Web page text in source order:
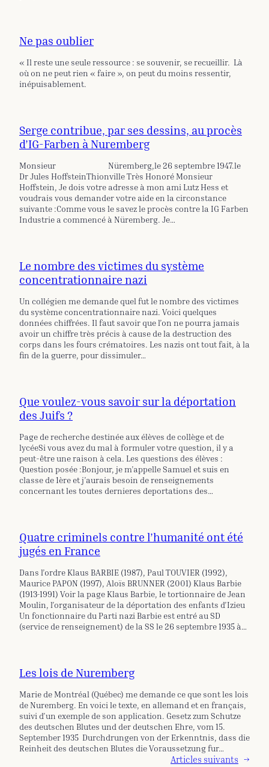
Ne pas oublier
« Il reste une seule ressource : se souvenir, se recueillir. Là
où on ne peut rien « faire », on peut du moins ressentir,
inépuisablement.
Serge contribue, par ses dessins, au procès
d’IG-Farben à Nuremberg
Monsieur Nüremberg,le 26 septembre 1947.le
Dr Jules HoffsteinThionville Très Honoré Monsieur
Hoffstein, Je dois votre adresse à mon ami Lutz Hess et
voudrais vous demander votre aide en la circonstance
suivante :Comme vous le savez le procès contre la IG Farben
Industrie a commencé à Nüremberg. Je…
Le nombre des victimes du système
concentrationnaire nazi
Un collégien me demande quel fut le nombre des victimes
du système concentrationnaire nazi. Voici quelques
données chiffrées. Il faut savoir que l’on ne pourra jamais
avoir un chiffre très précis à cause de la destruction des
corps dans les fours crématoires. Les nazis ont tout fait, à la
fin de la guerre, pour dissimuler…
Que voulez-vous savoir sur la déportation
des Juifs ?
Page de recherche destinée aux élèves de collège et de
lycéeSi vous avez du mal à formuler votre question, il y a
peut-être une raison à cela. Les questions des élèves :
Question posée :Bonjour, je m’appelle Samuel et suis en
classe de 1ère et j’aurais besoin de renseignements
concernant les toutes dernieres deportations des…
Quatre criminels contre l’humanité ont été
jugés en France
Dans l’ordre Klaus BARBIE (1987), Paul TOUVIER (1992),
Maurice PAPON (1997), Aloïs BRUNNER (2001) Klaus Barbie
(1913-1991) Voir la page Klaus Barbie, le tortionnaire de Jean
Moulin, l’organisateur de la déportation des enfants d’Izieu
Un fonctionnaire du Parti nazi Barbie est entré au SD
(service de renseignement) de la SS le 26 septembre 1935 à…
Les lois de Nuremberg
Marie de Montréal (Québec) me demande ce que sont les lois
de Nuremberg. En voici le texte, en allemand et en français,
suivi d’un exemple de son application. Gesetz zum Schutze
des deutschen Blutes und der deutschen Ehre, vom 15.
September 1935 Durchdrungen von der Erkenntnis, dass die
Reinheit des deutschen Blutes die Voraussetzung fur…
Articles suivants →